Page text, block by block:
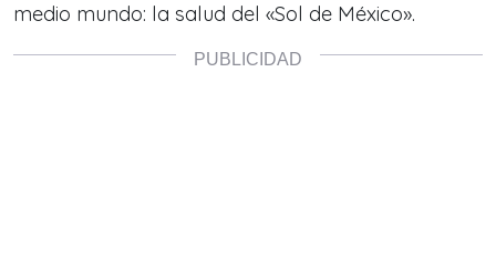
medio mundo: la salud del «Sol de México».